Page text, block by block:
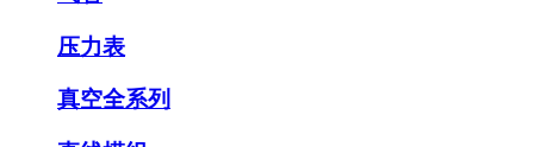
压力表
真空全系列